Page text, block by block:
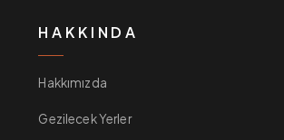
HAKKINDA
Hakkımızda
Gezilecek Yerler